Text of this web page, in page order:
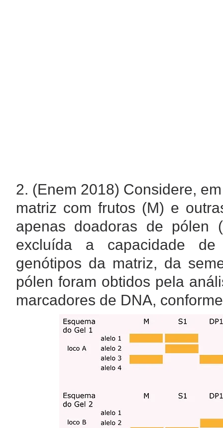
2. (Enem 2018) Considere,
matriz com frutos (M) e
apenas doadoras de pólen
excluída a capacidade
genótipos da matriz, da
pólen foram obtidos pela
marcadores de DNA,